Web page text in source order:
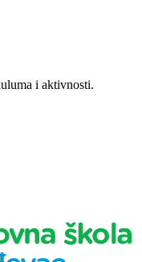
i aktivnosti.